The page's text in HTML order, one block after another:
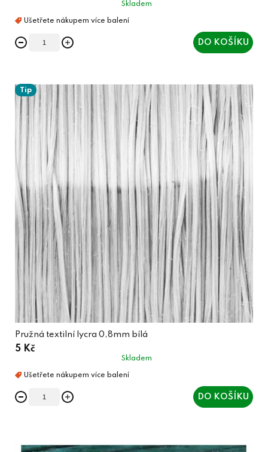
Skladem
DO KOŠÍKU
Tip
Pružná textilní lycra 0,8mm bílá
5 Kč
Skladem
DO KOŠÍKU